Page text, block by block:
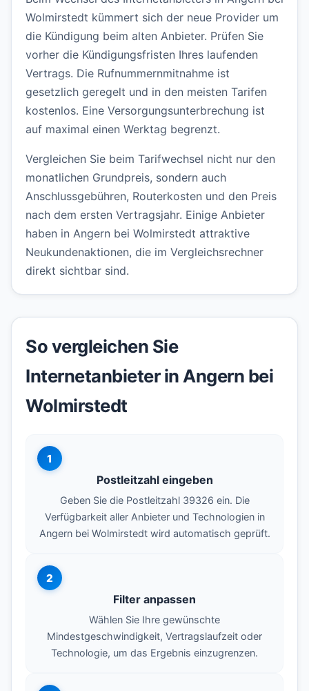
Wolmirstedt kümmert sich der neue Provider um
die Kündigung beim alten Anbieter. Prüfen Sie
vorher die Kündigungsfristen Ihres laufenden
Vertrags. Die Rufnummernmitnahme ist
gesetzlich geregelt und in den meisten Tarifen
kostenlos. Eine Versorgungsunterbrechung ist
auf maximal einen Werktag begrenzt.
Vergleichen Sie beim Tarifwechsel nicht nur den
monatlichen Grundpreis, sondern auch
Anschlussgebühren, Routerkosten und den Preis
nach dem ersten Vertragsjahr. Einige Anbieter
haben in Angern bei Wolmirstedt attraktive
Neukundenaktionen, die im Vergleichsrechner
direkt sichtbar sind.
So vergleichen Sie
Internetanbieter in Angern bei
Wolmirstedt
1
Postleitzahl eingeben
Geben Sie die Postleitzahl 39326 ein. Die
Verfügbarkeit aller Anbieter und Technologien in
Angern bei Wolmirstedt wird automatisch geprüft.
2
Filter anpassen
Wählen Sie Ihre gewünschte
Mindestgeschwindigkeit, Vertragslaufzeit oder
Technologie, um das Ergebnis einzugrenzen.